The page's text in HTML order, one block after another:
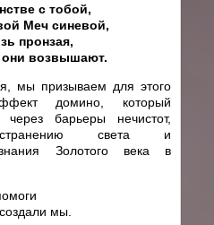
с тобой,
Меч синевой,
пронзая,
они возвышают.
мы призываем для этого
домино, который
через барьеры нечистот,
света и
Золотого века в
мы.